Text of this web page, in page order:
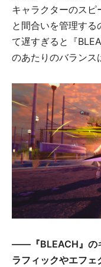
キャラクターのスピ
と間合いを管理す
て遅すぎると『
のあたりのバランス
――『BLEACH』の
ラフィックやエフェ